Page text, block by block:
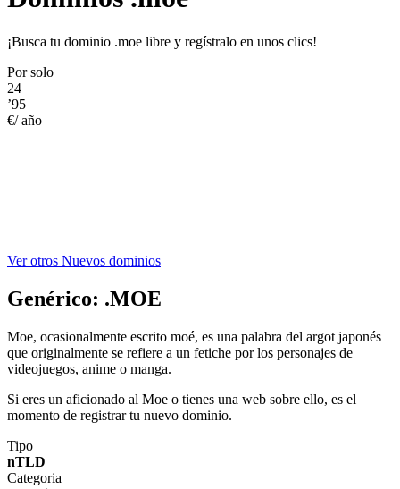
¡Busca tu dominio .moe libre y regístralo en unos clics!
Por solo
24
’95
€/ año
Ver otros Nuevos dominios
Genérico: .MOE
Moe, ocasionalmente escrito moé, es una palabra del argot japonés
que originalmente se refiere a un fetiche por los personajes de
videojuegos, anime o manga.
Si eres un aficionado al Moe o tienes una web sobre ello, es el
momento de registrar tu nuevo dominio.
Tipo
nTLD
Categoria